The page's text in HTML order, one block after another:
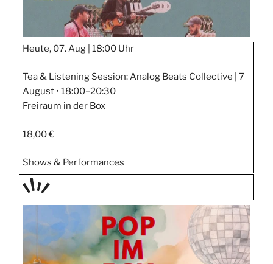
Heute, 07. Aug | 18:00 Uhr
Tea & Listening Session: Analog Beats Collective | 7
August • 18:00–20:30
Freiraum in der Box
18,00 €
Shows & Performances
TAGE